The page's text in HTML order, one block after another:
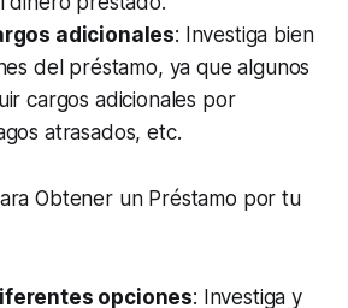
adicionales: Investiga bien
del préstamo, ya que algunos
cargos adicionales por
atrasados, etc.
Obtener un Préstamo por tu
opciones: Investiga y